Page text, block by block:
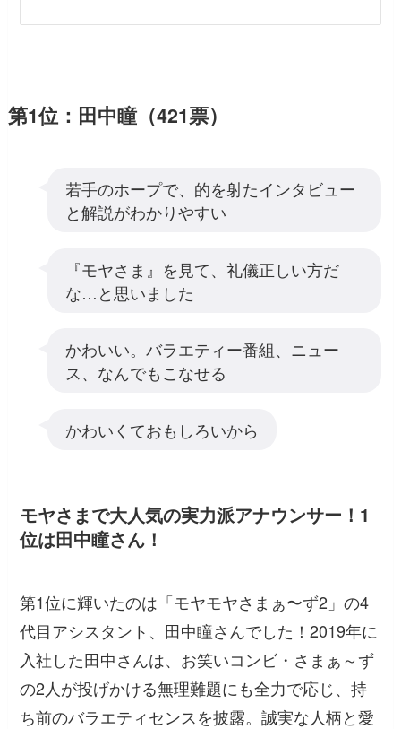
第1位：田中瞳（421票）
若手のホープで、的を射たインタビュー
と解説がわかりやすい
『モヤさま』を見て、礼儀正しい方だ
な…と思いました
かわいい。バラエティー番組、ニュー
ス、なんでもこなせる
かわいくておもしろいから
モヤさまで大人気の実力派アナウンサー！1
位は田中瞳さん！
第1位に輝いたのは「モヤモヤさまぁ〜ず2」の4
代目アシスタント、田中瞳さんでした！2019年に
入社した田中さんは、お笑いコンビ・さまぁ～ず
の2人が投げかける無理難題にも全力で応じ、持
ち前のバラエティセンスを披露。誠実な人柄と愛